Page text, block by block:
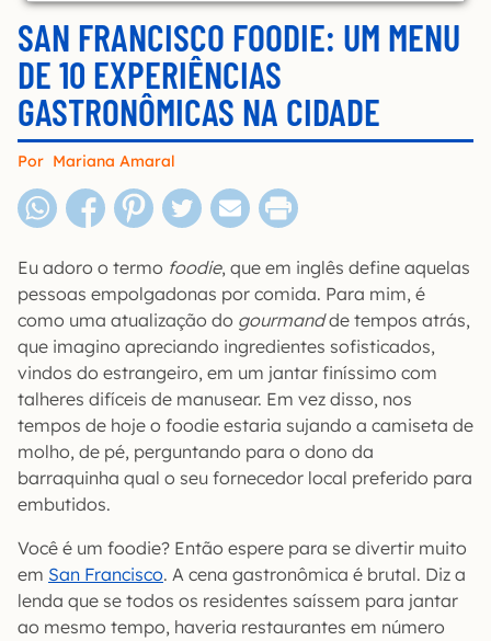
SAN FRANCISCO FOODIE: UM MENU
DE 10 EXPERIÊNCIAS
GASTRONÔMICAS NA CIDADE
Por Mariana Amaral
Eu adoro o termo foodie, que em inglês define aquelas
pessoas empolgadonas por comida. Para mim, é
como uma atualização do gourmandde tempos atrás,
que imagino apreciando ingredientes sofisticados,
vindos do estrangeiro, em um jantar finíssimo com
talheres difíceis de manusear. Em vez disso, nos
tempos de hoje o foodie estaria sujando a camiseta de
molho, de pé, perguntando para o dono da
barraquinha qual o seu fornecedor local preferido para
embutidos.
Você é um foodie? Então espere para se divertir muito
em San Francisco. A cena gastronômica é brutal. Diz a
lenda que se todos os residentes saíssem para jantar
ao mesmo tempo, haveria restaurantes em número